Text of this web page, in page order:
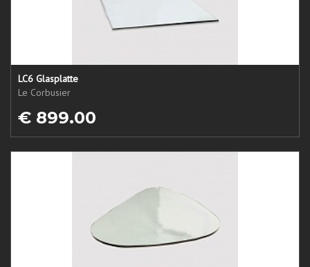
LC6 Glasplatte
Le Corbusier
€ 899.00